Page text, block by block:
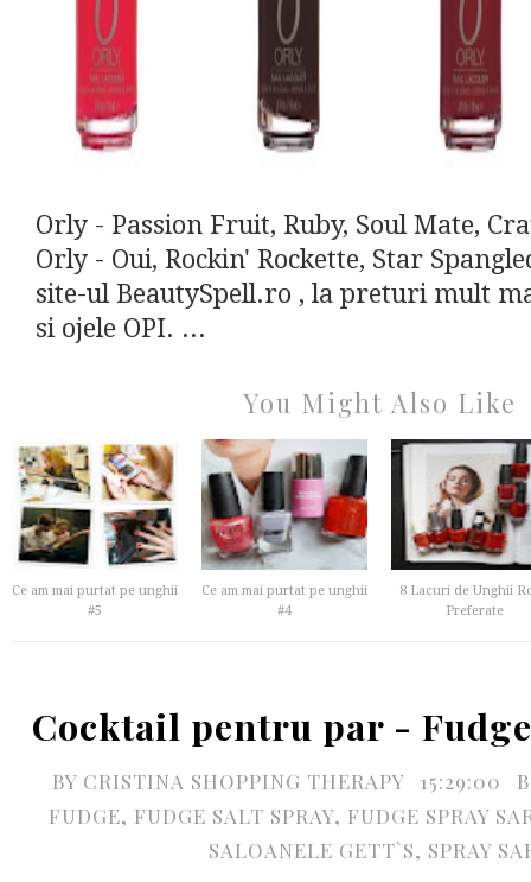
Orly - Passion Fruit, Ruby, Soul Mate,
Orly - Oui, Rockin' Rockette, Star
site-ul BeautySpell.ro , la preturi mult
si ojele OPI. ...
You Might Also Like
Ce am mai purtat pe unghii
#5
Ce am mai purtat pe unghii
#4
8 Lacuri de Unghii
Preferate
Cocktail pentru par -
BY CRISTINA SHOPPING THERAPY 15:29:00
FUDGE, FUDGE SALT SPRAY, FUDGE SPRAY
SALOANELE GETT`S, SPRAY